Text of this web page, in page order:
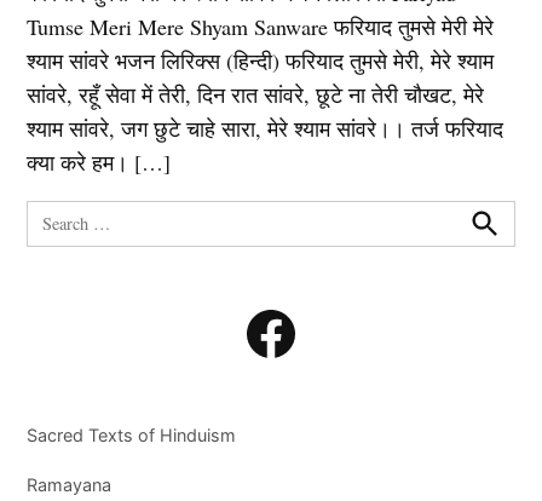
Tumse Meri Mere Shyam Sanware फरियाद तुमसे मेरी मेरे
श्याम सांवरे भजन लिरिक्स (हिन्दी) फरियाद तुमसे मेरी, मेरे श्याम
सांवरे, रहूँ सेवा में तेरी, दिन रात सांवरे, छूटे ना तेरी चौखट, मेरे
श्याम सांवरे, जग छुटे चाहे सारा, मेरे श्याम सांवरे।। तर्ज फरियाद
क्या करे हम। […]
Search
for:
Search
Facebook
Sacred Texts of Hinduism
Ramayana